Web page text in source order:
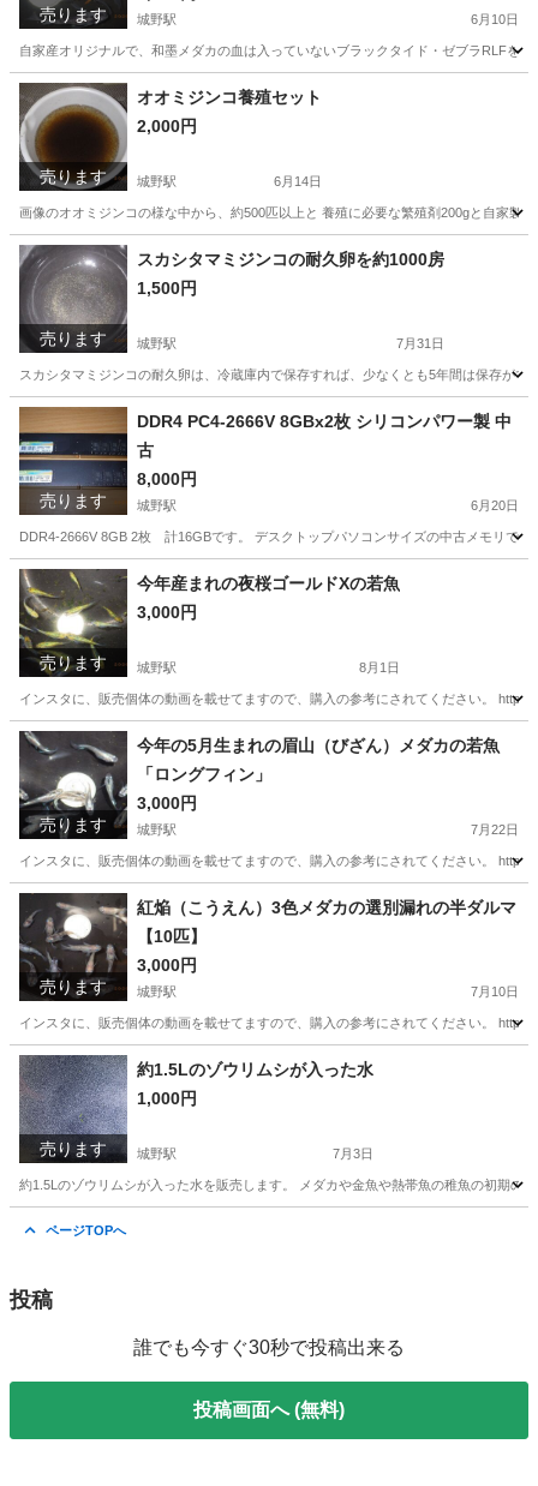
売ります 城野駅 6月10日
自家産オリジナルで、和墨メダカの血は入っていないブラックタイド・ゼブラRLFを
福岡 北九州市 城野駅 その他 フィン
売ります
オオミジンコ養殖セット
2,000円
城野駅 6月14日
画像のオオミジンコの様な中から、約500匹以上と 養殖に必要な繁殖剤200gと自家製
福岡 北九州市 城野駅 その他 オオミジンコ
売ります
スカシタマミジンコの耐久卵を約1000房
1,500円
城野駅 7月31日
スカシタマミジンコの耐久卵は、冷蔵庫内で保存すれば、少なくとも5年間は保存が
福岡 北九州市 スカシタマミジンコ
売ります
DDR4 PC4-2666V 8GBx2枚 シリコンパワー製 中
古
8,000円
城野駅 6月20日
DDR4-2666V 8GB 2枚 計16GBです。 デスクトップパソコンサイズの中古メモリで
福岡 北九州市 城野駅 PCパーツ DDR4
売ります
今年産まれの夜桜ゴールドXの若魚
3,000円
城野駅 8月1日
インスタに、販売個体の動画を載せてますので、購入の参考にされてください。
福岡 北九州市 城野駅 その他 夜桜
売ります
今年の5月生まれの眉山（びざん）メダカの若魚
「ロングフィン」
3,000円
城野駅 7月22日
インスタに、販売個体の動画を載せてますので、購入の参考にされてください。
福岡 北九州市 城野駅 その他 メダカ
売ります
紅焔（こうえん）3色メダカの選別漏れの半ダルマ
【10匹】
3,000円
城野駅 7月10日
インスタに、販売個体の動画を載せてますので、購入の参考にされてください。
福岡 北九州市 その他 ダルマ
売ります
約1.5Lのゾウリムシが入った水
1,000円
城野駅 7月3日
約1.5Lのゾウリムシが入った水を販売します。 メダカや金魚や熱帯魚の稚魚の初期
ページTOPへ
投稿
誰でも今すぐ30秒で投稿出来る
投稿画面へ (無料)